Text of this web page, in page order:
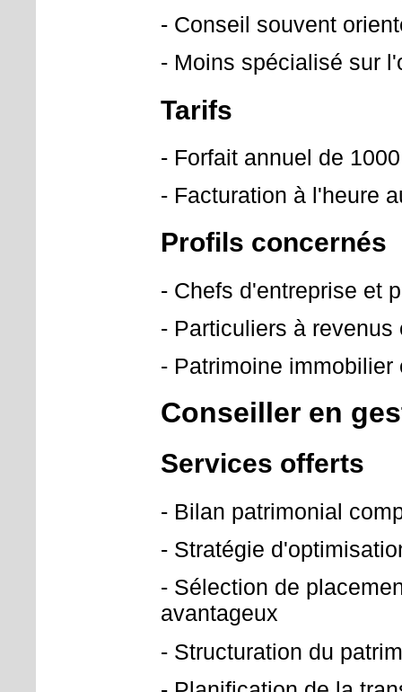
- Conseil souvent
- Moins spécialisé sur
Tarifs
- Forfait annuel de
- Facturation à l'heure
Profils concernés
- Chefs d'entreprise et
- Particuliers à revenus
- Patrimoine
Conseiller en
Services offerts
- Bilan patrimonial
- Stratégie
- Sélection de
avantageux
- Structuration du